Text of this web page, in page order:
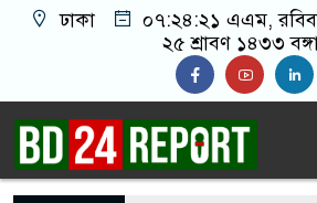
ঢাকা ০৭:২৪:২২ এএম,
২৫ শ্রাবণ ১৪৩৩